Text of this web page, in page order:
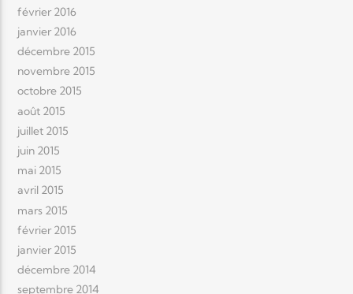
février 2016
janvier 2016
décembre 2015
novembre 2015
octobre 2015
août 2015
juillet 2015
juin 2015
mai 2015
avril 2015
mars 2015
février 2015
janvier 2015
décembre 2014
septembre 2014